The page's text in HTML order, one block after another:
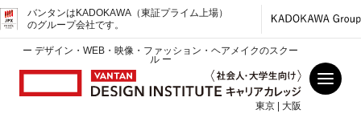
バンタンはKADOKAWA（東証プライム上場）
のグループ会社です。
ー デザイン・WEB・映像・ファッション・ヘアメイクのスクー
ル ー
東京 | 大阪